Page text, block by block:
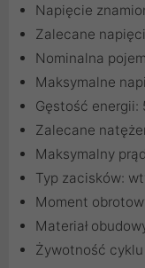
Napięcie
Zalecane
Nominalna
Maksymalne
Gęstość energii:
Zalecane
Maksymalny
Typ zacisków:
Moment
Materiał
Żywotność cyklu